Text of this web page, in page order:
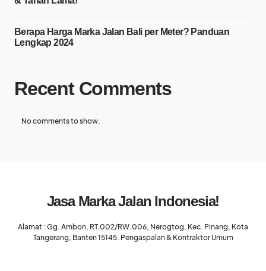
Berapa Harga Marka Jalan Bali per Meter? Panduan
Lengkap 2024
Recent Comments
No comments to show.
Jasa Marka Jalan Indonesia!
Alamat : Gg. Ambon, RT.002/RW.006, Nerogtog, Kec. Pinang, Kota
Tangerang, Banten 15145. Pengaspalan & Kontraktor Umum